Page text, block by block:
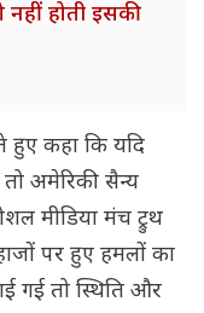
नहीं होती इसकी
हुए कहा कि यदि
अमेरिकी सैन्य
मीडिया मंच ट्रुथ
पर हुए हमलों का
गई तो स्थिति और